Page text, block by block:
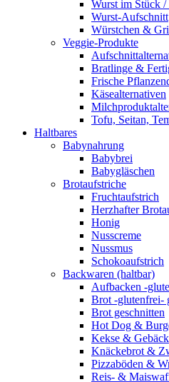
Wurst im Stück /
Wurst-Aufschnitt
Würstchen &
Veggie-Produkte
Bratlinge &
Frische
Käsealternativen
Tofu, Seitan,
Haltbares
Babynahrung
Babybrei
Babygläschen
Brotaufstriche
Fruchtaufstrich
Herzhafter
Honig
Nusscreme
Nussmus
Schokoaufstrich
Backwaren (haltbar)
Aufbacken -
Brot -glutenfrei-
Brot geschnitten
Hot Dog &
Kekse & Gebäck
Knäckebrot &
Pizzaböden &
Reis- &